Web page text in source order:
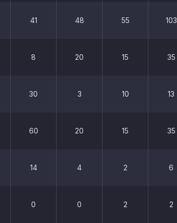
41 48 55 103
8 20 15 35
30 3 10 13
60 20 15 35
14 4 2 6
0 0 2 2